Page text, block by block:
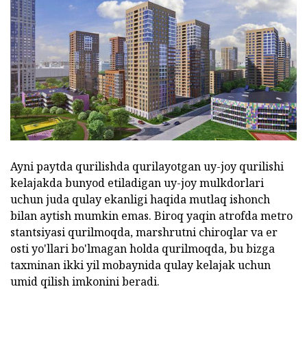
Ayni paytda qurilishda qurilayotgan uy-joy qurilishi
kelajakda bunyod etiladigan uy-joy mulkdorlari
uchun juda qulay ekanligi haqida mutlaq ishonch
bilan aytish mumkin emas. Biroq yaqin atrofda metro
stantsiyasi qurilmoqda, marshrutni chiroqlar va er
osti yo'llari bo'lmagan holda qurilmoqda, bu bizga
taxminan ikki yil mobaynida qulay kelajak uchun
umid qilish imkonini beradi.